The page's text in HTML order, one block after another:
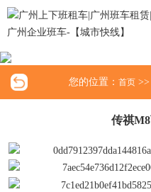
您的位置： 首页 >>
传祺